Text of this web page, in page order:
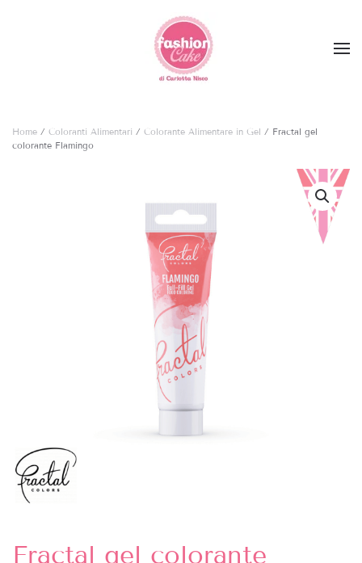
Skip to main content
Home / Coloranti Alimentari / Colorante Alimentare in Gel / Fractal gel
colorante Flamingo
Fractal gel colorante